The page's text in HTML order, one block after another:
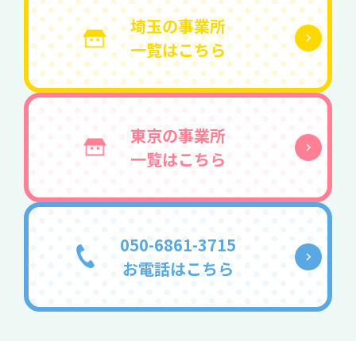
埼玉の事業所
一覧はこちら
東京の事業所
一覧はこちら
050-6861-3715
お電話はこちら